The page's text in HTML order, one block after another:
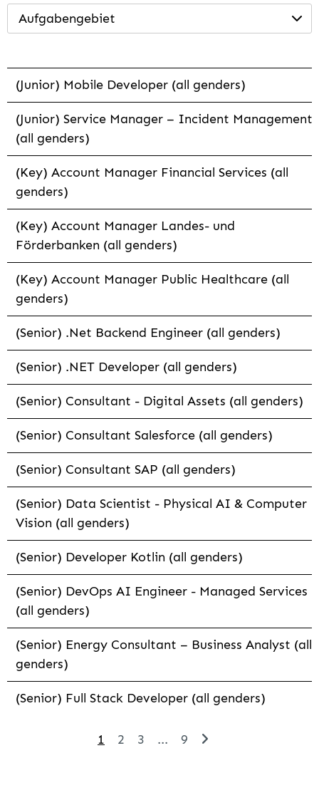
Aufgabengebiet
(Junior) Mobile Developer (all genders)
(Junior) Service Manager – Incident Management
(all genders)
(Key) Account Manager Financial Services (all
genders)
(Key) Account Manager Landes- und
Förderbanken (all genders)
(Key) Account Manager Public Healthcare (all
genders)
(Senior) .Net Backend Engineer (all genders)
(Senior) .NET Developer (all genders)
(Senior) Consultant - Digital Assets (all genders)
(Senior) Consultant Salesforce (all genders)
(Senior) Consultant SAP (all genders)
(Senior) Data Scientist - Physical AI & Computer
Vision (all genders)
(Senior) Developer Kotlin (all genders)
(Senior) DevOps AI Engineer - Managed Services
(all genders)
(Senior) Energy Consultant – Business Analyst (all
genders)
(Senior) Full Stack Developer (all genders)
1 2 3 ... 9